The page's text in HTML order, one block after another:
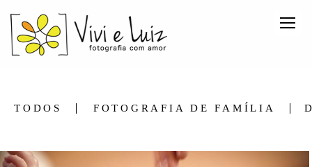
TODOS FOTOGRAFIA DE FAMÍLIA